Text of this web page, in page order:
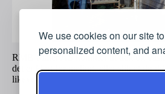
We use cookies on our site
personalized content, and
RMB Maler AS kommer til deg og
det er klart for maling, eller slik at du
likevel.